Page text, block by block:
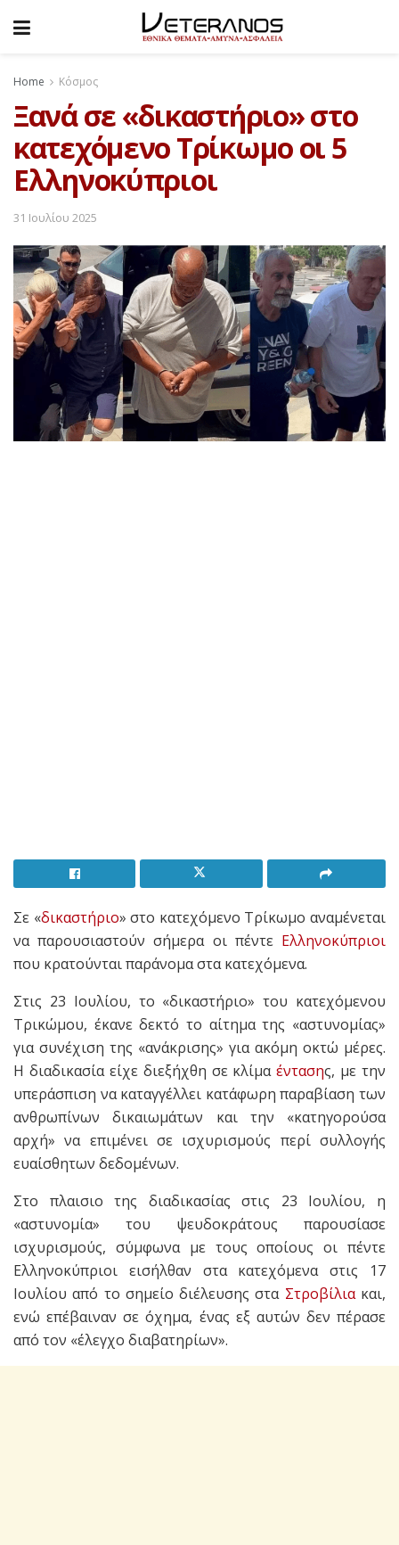
Home Κόσμος
Ξανά σε «δικαστήριο» στο
κατεχόμενο Τρίκωμο οι 5
Ελληνοκύπριοι
31 Ιουλίου 2025
Σε «δικαστήριο» στο κατεχόμενο Τρίκωμο αναμένεται
να παρουσιαστούν σήμερα οι πέντε Ελληνοκύπριοι
που κρατούνται παράνομα στα κατεχόμενα.
Στις 23 Ιουλίου, το «δικαστήριο» του κατεχόμενου
Τρικώμου, έκανε δεκτό το αίτημα της «αστυνομίας»
για συνέχιση της «ανάκρισης» για ακόμη οκτώ μέρες.
Η διαδικασία είχε διεξήχθη σε κλίμαέντασης, με την
υπεράσπιση να καταγγέλλει κατάφωρη παραβίαση των
ανθρωπίνων δικαιωμάτων και την «κατηγορούσα
αρχή» να επιμένει σε ισχυρισμούς περί συλλογής
ευαίσθητων δεδομένων.
Στο πλαισιο της διαδικασίας στις 23 Ιουλίου, η
«αστυνομία» του ψευδοκράτους παρουσίασε
ισχυρισμούς, σύμφωνα με τους οποίους οι πέντε
Ελληνοκύπριοι εισήλθαν στα κατεχόμενα στις 17
Ιουλίου από το σημείο διέλευσης στα Στροβίλιακαι,
ενώ επέβαιναν σε όχημα, ένας εξ αυτών δεν πέρασε
από τον «έλεγχο διαβατηρίων».